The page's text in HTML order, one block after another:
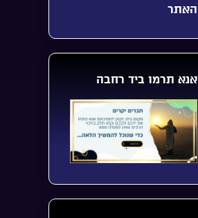
האתר
אנא תרמו ביד רחבה